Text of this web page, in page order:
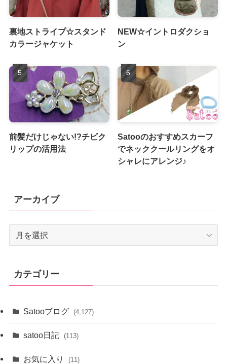
裏地ストライプ☆スタンド
カラージャケット
NEW☆イントロダクショ
ン
前髪だけじゃない!?チビク
リップの活用法
Satooのおすすめスカーフ
でネッククールリングをオ
シャレにアレンジ♪
アーカイブ
ブ
カテゴリー
Satooブログ (4,127)
satoo日記 (113)
お気に入り (11)